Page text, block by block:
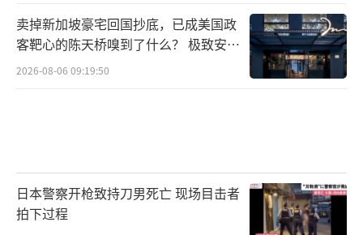
卖掉新加坡豪宅回国抄底，已成美国政
客靶心的陈天桥嗅到了什么？ 极致安全
的追寻
2026-08-06 09:19:50
日本警察开枪致持刀男死亡 现场目击者
拍下过程